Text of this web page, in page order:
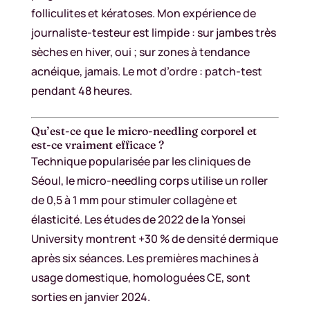
folliculites et kératoses. Mon expérience de
journaliste-testeur est limpide : sur jambes très
sèches en hiver, oui ; sur zones à tendance
acnéique, jamais. Le mot d’ordre : patch-test
pendant 48 heures.
Qu’est-ce que le micro-needling corporel et
est-ce vraiment efficace ?
Technique popularisée par les cliniques de
Séoul, le micro-needling corps utilise un roller
de 0,5 à 1 mm pour stimuler collagène et
élasticité. Les études de 2022 de la Yonsei
University montrent +30 % de densité dermique
après six séances. Les premières machines à
usage domestique, homologuées CE, sont
sorties en janvier 2024.